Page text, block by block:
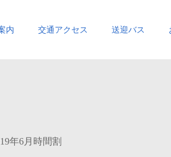
内 交通アクセス 送迎バス
年6月時間割